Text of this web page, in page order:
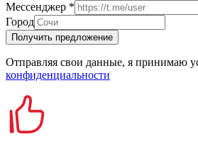
Мессенджер *
Город
Получить предложение
Отправляя свои данные, я принимаю
конфиденциальности